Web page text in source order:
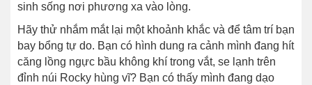
sinh sống nơi phương xa vào lòng.
Hãy thử nhắm mắt lại một khoảnh khắc và để tâm trí bạn
bay bổng tự do. Bạn có hình dung ra cảnh mình đang hít
căng lồng ngực bầu không khí trong vắt, se lạnh trên
đỉnh núi Rocky hùng vĩ? Bạn có thấy mình đang dạo